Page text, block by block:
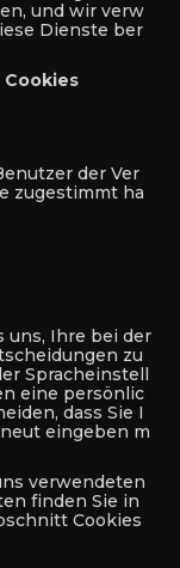
und wir verw
Dienste ber
der Ver
zugestimmt ha
uns, Ihre bei der
zu
Spracheinstell
eine persönlic
dass Sie I
eingeben m
verwendeten
finden Sie in
Cookies